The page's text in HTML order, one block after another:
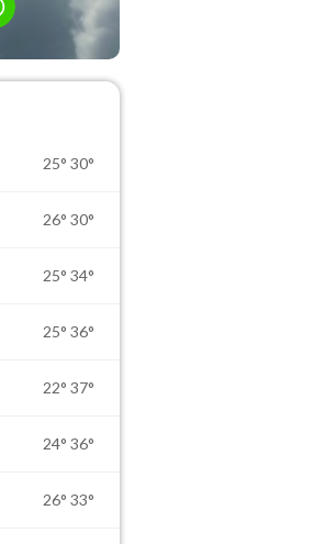
25° 30°
26° 30°
25° 34°
25° 36°
22° 37°
24° 36°
26° 33°